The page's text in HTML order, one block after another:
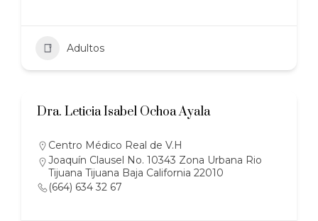
Adultos
Dra. Leticia Isabel Ochoa Ayala
Centro Médico Real de V.H
Joaquín Clausel No. 10343 Zona Urbana Rio
Tijuana Tijuana Baja California 22010
(664) 634 32 67